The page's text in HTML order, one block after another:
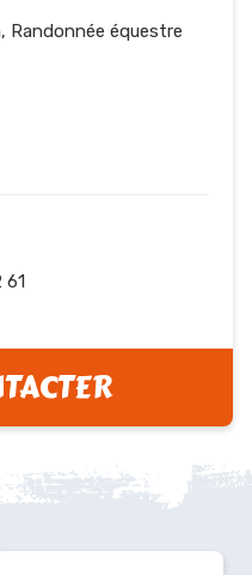
Randonnée équestre
61